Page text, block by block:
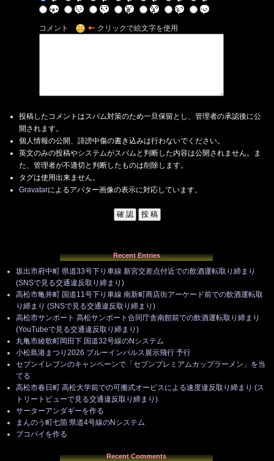
コメント クリックで絵文字を使用
投稿したコメントはスパム対策のため一旦保留とし、管理者の承認後に公
開されます。
個人情報の公開、誹謗中傷の書き込みは行わないでください。
英文のみの投稿やシステムがスパムと判断した内容は公開されません。ま
た、管理者が不適切と判断したものは削除します。
タグは使用出来ません。
Gravatarによるアバター画像の表示に対応しています。
Recent Entries
坂出市府中町 県道33号下り車線 新宮交差点付近での飲酒運転取り締まり
(SNSで見る交通違反取り締まり)
高松市亀井町 国道11号下り車線 南新町商店街アーケード前での飲酒運転取
り締まり (SNSで見る交通違反取り締まり)
高松市サンポート 高松サンポート合同庁舎南館前での飲酒運転取り締まり
(YouTubeで見る交通違反取り締まり)
丸亀市綾歌町岡田下 国道32号線のNシステム
小松島港まつり2026 ブルーインパルス展示飛行 予行
セブンイレブンのキャンペーンで「セブンプレミアムカップラーメン」を当
てる
高松市春日町 高松大学前での可搬式オービスによる速度違反取り締まり (ス
トリートビューで見る交通違反取り締まり)
サーターアンダギーを作る
まんのう町七箇 県道4号線のNシステム
ブコパイを作る
Recent Comments